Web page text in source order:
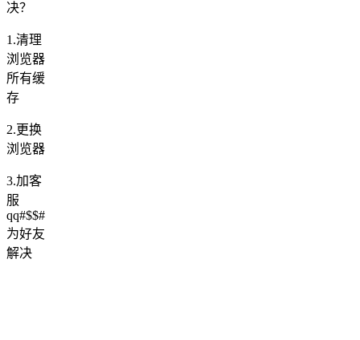
决？
1.清理
浏览器
所有缓
存
2.更换
浏览器
3.加客
服
qq#$$#
为好友
解决